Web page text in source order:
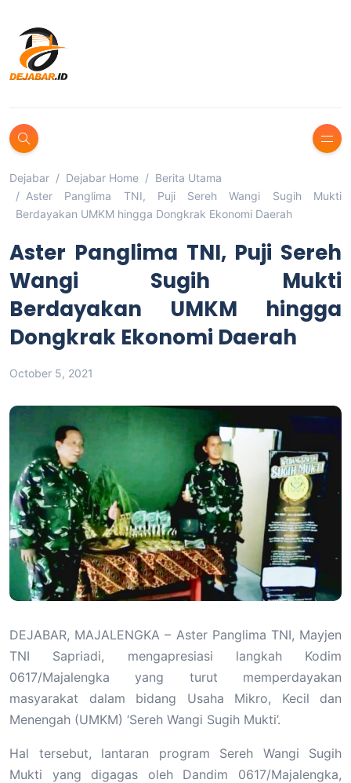
Dejabar Dejabar Home
Berita Utama
Aster Panglima TNI, Puji Sereh Wangi Sugih Mukti
Berdayakan UMKM hingga Dongkrak Ekonomi Daerah
Aster Panglima TNI, Puji Sereh
Wangi Sugih Mukti
Berdayakan UMKM hingga
Dongkrak Ekonomi Daerah
October 5, 2021
DEJABAR, MAJALENGKA – Aster Panglima TNI, Mayjen
TNI Sapriadi, mengapresiasi langkah Kodim
0617/Majalengka yang turut memperdayakan
masyarakat dalam bidang Usaha Mikro, Kecil dan
Menengah (UMKM) ‘Sereh Wangi Sugih Mukti’.
Hal tersebut, lantaran program Sereh Wangi Sugih
Mukti yang digagas oleh Dandim 0617/Majalengka,